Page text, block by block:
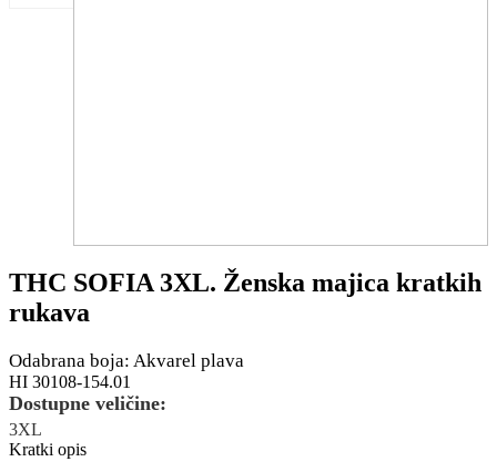
THC SOFIA 3XL. Ženska majica kratkih
rukava
Odabrana boja: Akvarel plava
HI 30108-154.01
Dostupne veličine:
3XL
Kratki opis